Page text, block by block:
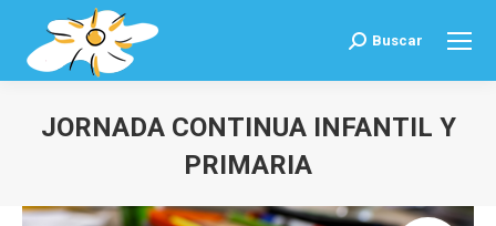
Buscar:
Buscar
JORNADA CONTINUA INFANTIL Y
PRIMARIA